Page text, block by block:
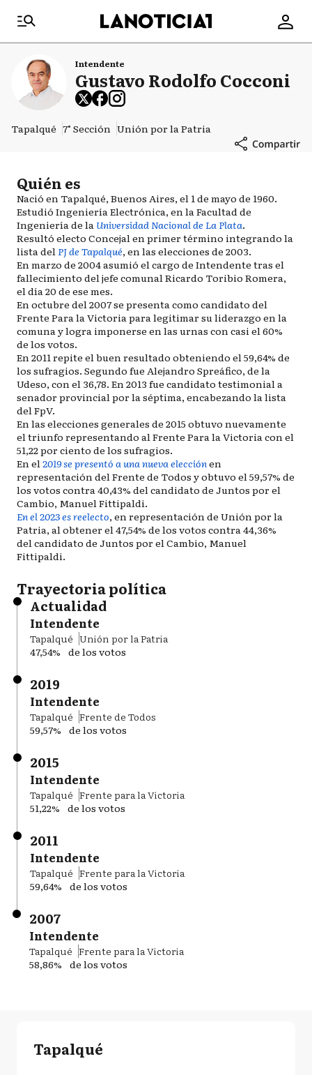
Intendente
Gustavo Rodolfo Cocconi
Tapalqué 7° Sección Unión por la Patria
Quién es
Nació en Tapalqué, Buenos Aires, el 1 de mayo de 1960.
Estudió Ingeniería Electrónica, en la Facultad de
Ingeniería de la Universidad Nacional de La Plata.
Resultó electo Concejal en primer término integrando la
lista delPJ de Tapalqué, en las elecciones de 2003.
En marzo de 2004 asumió el cargo de Intendente tras el
fallecimiento del jefe comunal Ricardo Toribio Romera,
el día 20 de ese mes.
En octubre del 2007 se presenta como candidato del
Frente Para la Victoria para legitimar su liderazgo en la
comuna y logra imponerse en las urnas con casi el 60%
de los votos.
En 2011 repite el buen resultado obteniendo el 59,64% de
los sufragios. Segundo fue Alejandro Spreáfico, de la
Udeso, con el 36,78. En 2013 fue candidato testimonial a
senador provincial por la séptima, encabezando la lista
del FpV.
En las elecciones generales de 2015 obtuvo nuevamente
el triunfo representando al Frente Para la Victoria con el
51,22 por ciento de los sufragios.
En el2019 se presentó a una nueva elecciónen
representación del Frente de Todos y obtuvo el 59,57% de
los votos contra 40,43% del candidato de Juntos por el
Cambio, Manuel Fittipaldi.
En el 2023 es reelecto, en representación de Unión por la
Patria, al obtener el 47,54% de los votos contra 44,36%
del candidato de Juntos por el Cambio, Manuel
Fittipaldi.
Trayectoria política
Actualidad
Intendente
Tapalqué Unión por la Patria
47,54% de los votos
2019
Intendente
Tapalqué Frente de Todos
59,57% de los votos
2015
Intendente
Tapalqué Frente para la Victoria
51,22% de los votos
2011
Intendente
Tapalqué Frente para la Victoria
59,64% de los votos
2007
Intendente
Tapalqué Frente para la Victoria
58,86% de los votos
Tapalqué